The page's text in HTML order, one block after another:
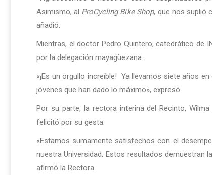
Asimismo, al ProCycling Bike Shop, que nos suplió
añadió.
Mientras, el doctor Pedro Quintero, catedrático de
por la delegación mayagüezana.
«¡Es un orgullo increíble! Ya llevamos siete años
jóvenes que han dado lo máximo», expresó.
Por su parte, la rectora interina del Recinto,
felicitó por su gesta.
«Estamos sumamente satisfechos con el
nuestra Universidad. Estos resultados demuestran
afirmó la Rectora.